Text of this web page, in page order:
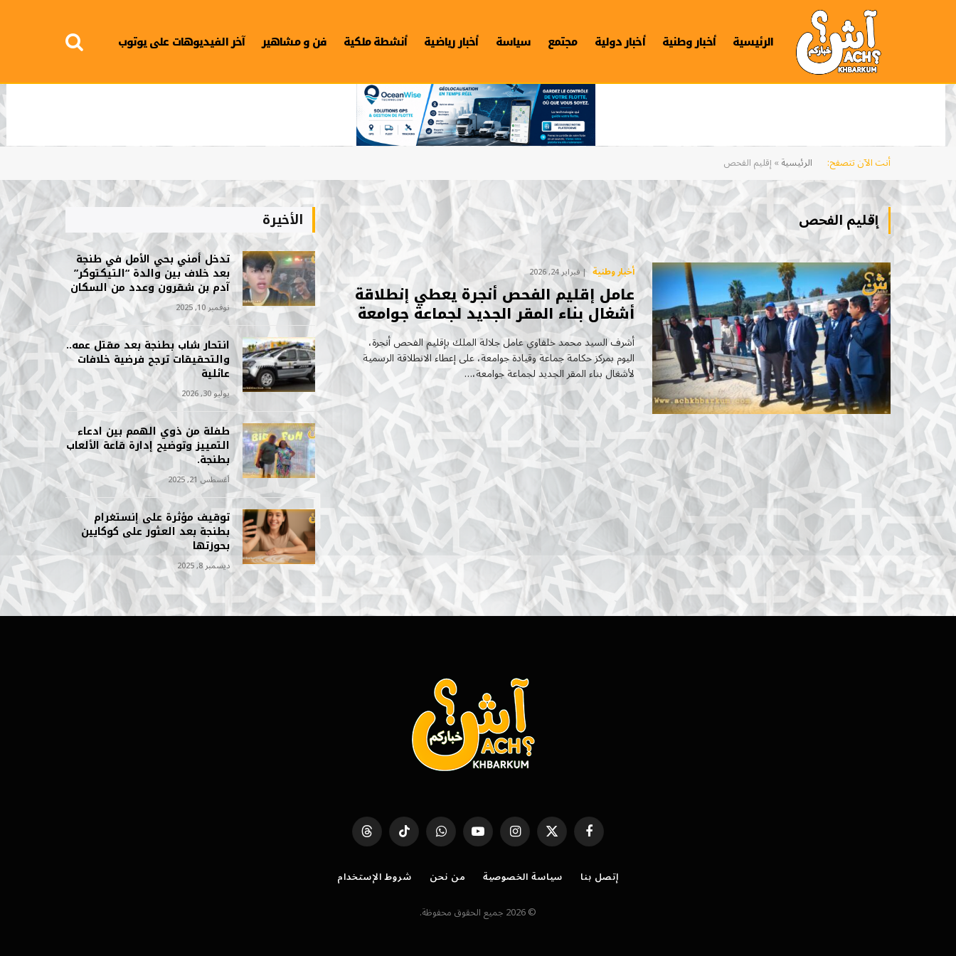
الرئيسية أخبار وطنية أخبار دولية مجتمع سياسة أخبار رياضية أنشطة ملكية فن و مشاهير آخر الفيديوهات على يوتوب
أنت الآن تتصفح: الرئيسية»إقليم الفحص
إقليم الفحص
أخبار وطنية فبراير 24, 2026
عامل إقليم الفحص أنجرة يعطي إنطلاقة
أشغال بناء المقر الجديد لجماعة جوامعة
أشرف السيد محمد خلفاوي عامل جلالة الملك بإقليم الفحص أنجرة،
اليوم بمركز حكامة جماعة وقيادة جوامعة، على إعطاء الانطلاقة الرسمية
لأشغال بناء المقر الجديد لجماعة جوامعة،…
الأخيرة
تدخل أمني بحي الأمل في طنجة
بعد خلاف بين والدة “التيكتوكر”
آدم بن شقرون وعدد من السكان
نوفمبر 10, 2025
انتحار شاب بطنجة بعد مقتل عمه..
والتحقيقات ترجح فرضية خلافات
عائلية
يوليو 30, 2026
طفلة من ذوي الهمم بين ادعاء
التمييز وتوضيح إدارة قاعة الألعاب
بطنجة.
أغسطس 21, 2025
توقيف مؤثرة على إنستغرام
بطنجة بعد العثور على كوكايين
بحوزتها
ديسمبر 8, 2025
فيسبوك X
(Twitter)
الانستغراميوتيوب واتساب تيكتوك Threads
إتصل بنا سياسة الخصوصية من نحن
شروط الإستخدام
© 2026 جميع الحقوق محفوظة.